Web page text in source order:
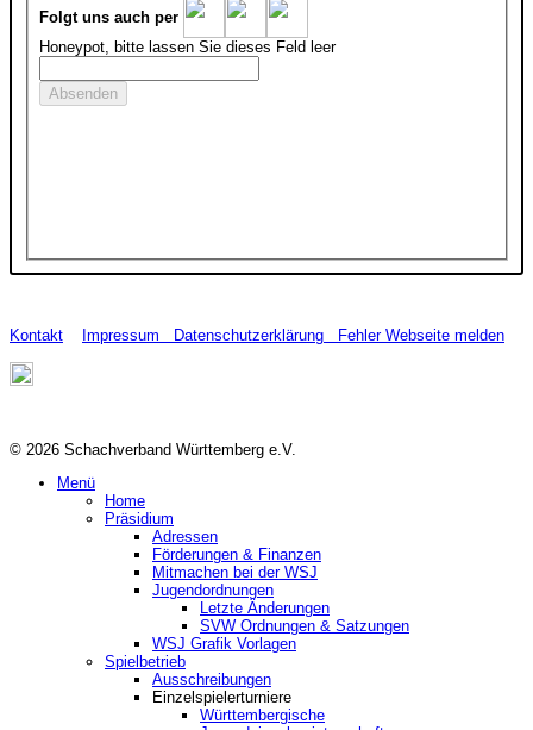
Folgt uns auch per
Honeypot, bitte lassen Sie dieses Feld leer
Kontakt Impressum Datenschutzerklärung Fehler Webseite melden
© 2026 Schachverband Württemberg e.V.
Menü
Home
Präsidium
Adressen
Förderungen & Finanzen
Mitmachen bei der WSJ
Jugendordnungen
Letzte Änderungen
SVW Ordnungen & Satzungen
WSJ Grafik Vorlagen
Spielbetrieb
Ausschreibungen
Einzelspielerturniere
Württembergische